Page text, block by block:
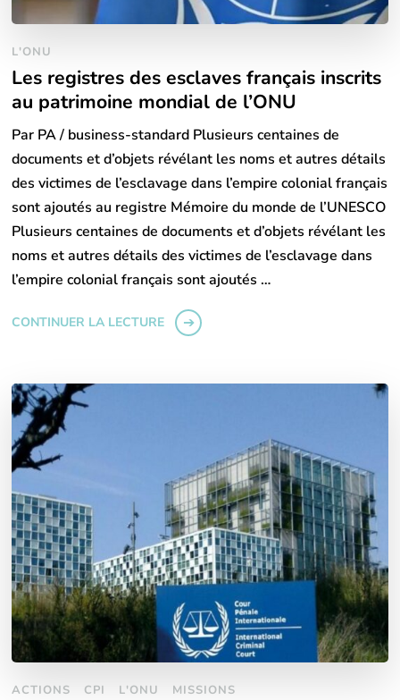
L'ONU
Les registres des esclaves français inscrits
au patrimoine mondial de l’ONU
Par PA / business-standard Plusieurs centaines de
documents et d’objets révélant les noms et autres détails
des victimes de l’esclavage dans l’empire colonial français
sont ajoutés au registre Mémoire du monde de l’UNESCO
Plusieurs centaines de documents et d’objets révélant les
noms et autres détails des victimes de l’esclavage dans
l’empire colonial français sont ajoutés …
CONTINUER LA LECTURE
ACTIONS CPI L'ONU MISSIONS